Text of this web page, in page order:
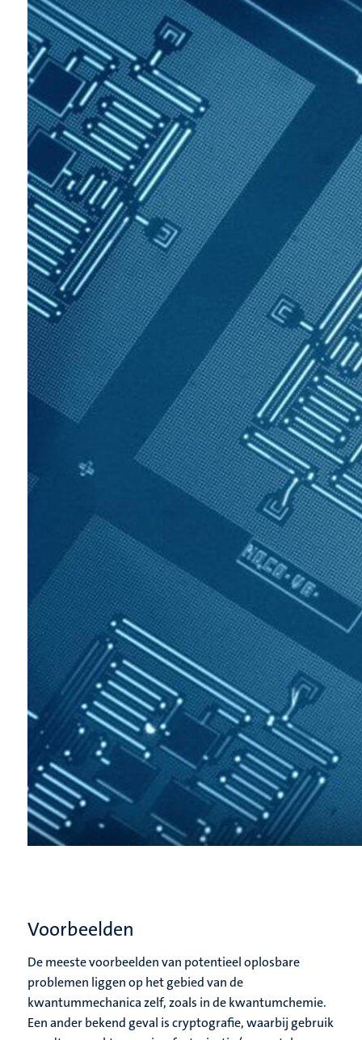
Voorbeelden
De meeste voorbeelden van potentieel oplosbare
problemen liggen op het gebied van de
kwantummechanica zelf, zoals in de kwantumchemie.
Een ander bekend geval is cryptografie, waarbij gebruik